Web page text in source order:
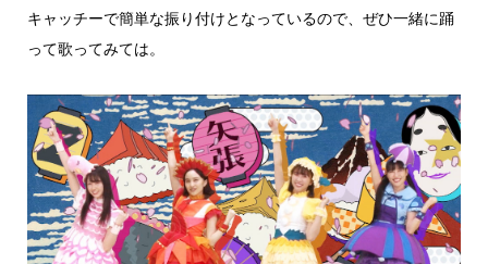
キャッチーで簡単な振り付けとなっているので、ぜひ一緒に踊
って歌ってみては。